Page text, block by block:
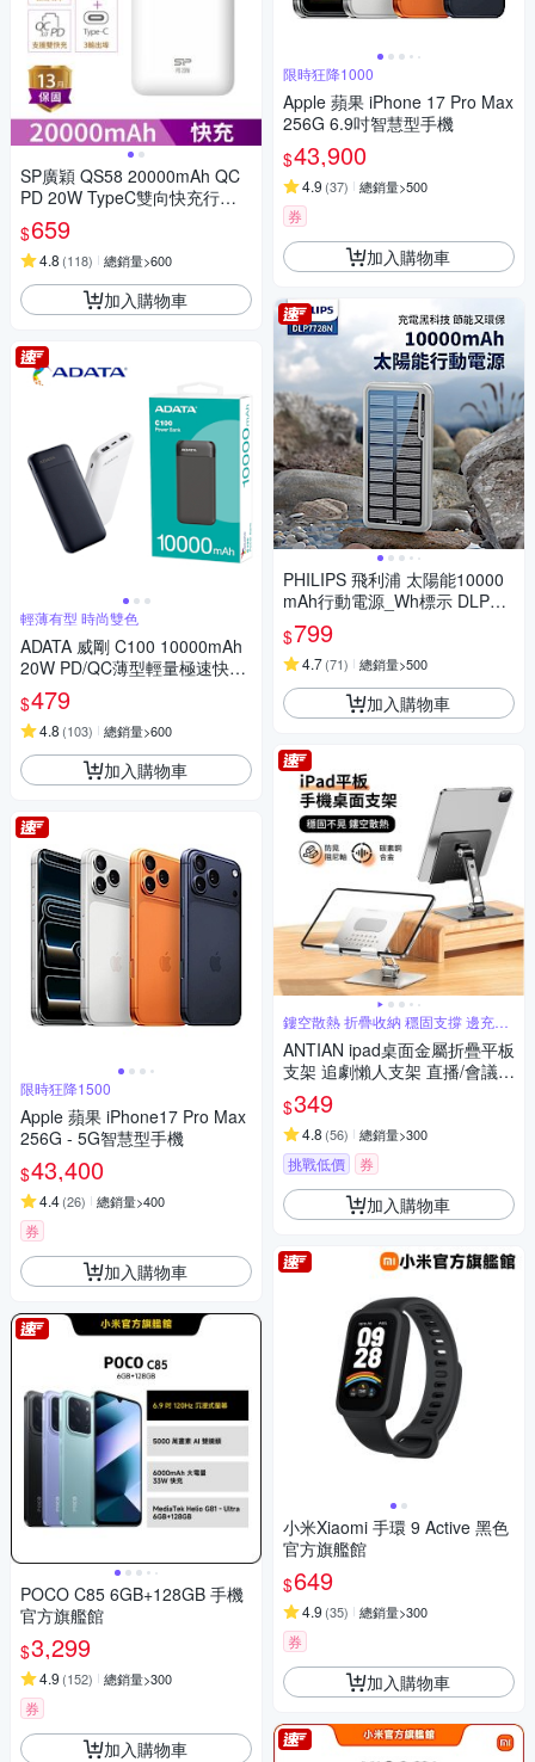
SP廣穎 QS58 20000mAh QC
PD 20W TypeC雙向快充行動
電源_具Wh標示
$659
4.8 (118) 總銷量>600
加入購物車
輕薄有型 時尚雙色
ADATA 威剛 C100 10000mAh
20W PD/QC薄型輕量極速快充
行動電源_機身Wh標示
$479
4.8 (103) 總銷量>600
加入購物車
限時狂降1500
Apple 蘋果 iPhone17 Pro Max
256G - 5G智慧型手機
$43,400
4.4(26) 總銷量>400
券
加入購物車
POCO C85 6GB+128GB 手機
官方旗艦館
$3,299
4.9 (152) 總銷量>300
券
加入購物車
限時狂降1000
Apple 蘋果 iPhone 17 Pro Max
256G 6.9吋智慧型手機
$43,900
4.9 (37) 總銷量>500
券
加入購物車
PHILIPS 飛利浦 太陽能10000
mAh行動電源_Wh標示 DLP77
28N/96
$799
4.7(71) 總銷量>500
加入購物車
鏤空散熱 折疊收納 穩固支撐 邊充電
玩
ANTIAN ipad桌面金屬折疊平板
支架 追劇懶人支架 直播/會議
平板架 手機支架 交換禮物
$349
4.8 (56) 總銷量>300
挑戰低價 券
加入購物車
小米Xiaomi 手環 9 Active 黑色
官方旗艦館
$649
4.9 (35) 總銷量>300
券
加入購物車